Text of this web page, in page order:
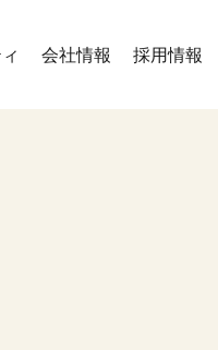
会社情報 採用情報